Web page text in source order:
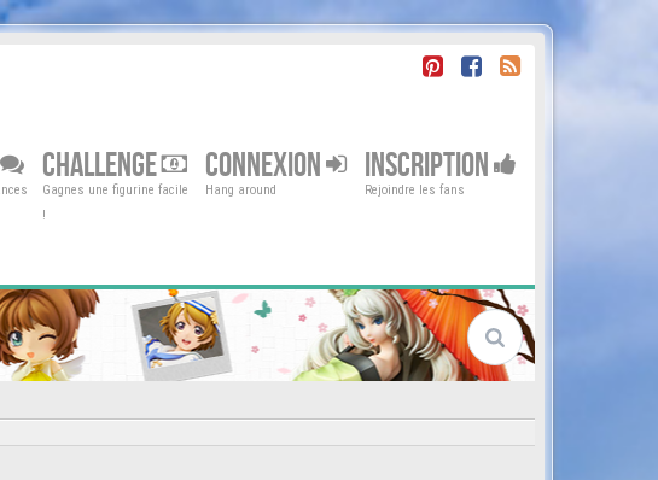
CHALLENGE
Gagnes une figurine facile
!
CONNEXION
Hang around
INSCRIPTION
Rejoindre les fans